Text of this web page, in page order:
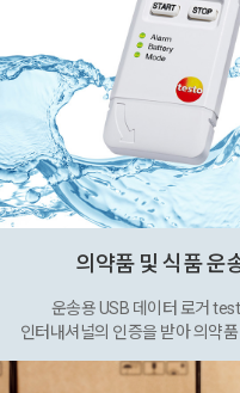
의약품 및 식품 운
운송용 USB 데이터 로거
인터내셔널의 인증을 받아 의약